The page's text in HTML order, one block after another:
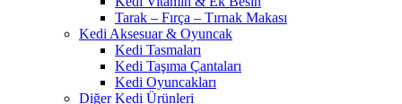
Tarak – Fırça – Tırnak Makası
Kedi Aksesuar & Oyuncak
Kedi Tasmaları
Kedi Taşıma Çantaları
Kedi Oyuncakları
Diğer Kedi Ürünleri